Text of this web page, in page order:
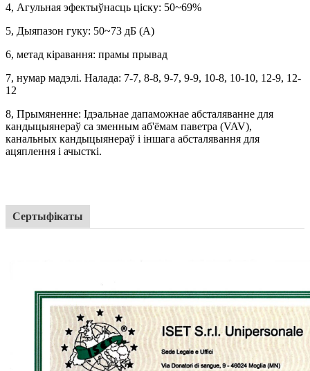
4, Агульная эфектыўнасць ціску: 50~69%
5, Дыяпазон гуку: 50~73 дБ (А)
6, метад кіравання: прамы прывад
7, нумар мадэлі. Налада: 7-7, 8-8, 9-7, 9-9, 10-8, 10-10, 12-9, 12-
12
8, Прымяненне: Ідэальнае дапаможнае абсталяванне для
кандыцыянераў са зменным аб'ёмам паветра (VAV),
канальных кандыцыянераў і іншага абсталявання для
ацяплення і ачысткі.
Сертыфікаты